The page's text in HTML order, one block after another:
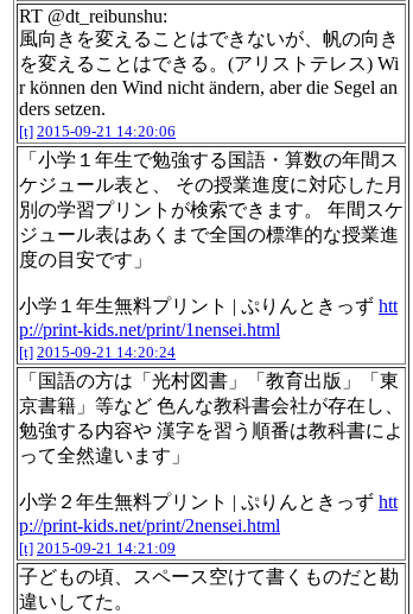
RT @dt_reibunshu:
風向きを変えることはできないが、帆の向き
を変えることはできる。(アリストテレス) Wi
r können den Wind nicht ändern, aber die Segel an
ders setzen.
[t] 2015-09-21 14:20:06
「小学１年生で勉強する国語・算数の年間ス
ケジュール表と、 その授業進度に対応した月
別の学習プリントが検索できます。 年間スケ
ジュール表はあくまで全国の標準的な授業進
度の目安です」
小学１年生無料プリント | ぷりんときっず htt
p://print-kids.net/print/1nensei.html
[t] 2015-09-21 14:20:24
「国語の方は「光村図書」「教育出版」「東
京書籍」等など 色んな教科書会社が存在し、
勉強する内容や 漢字を習う順番は教科書によ
って全然違います」
小学２年生無料プリント | ぷりんときっず htt
p://print-kids.net/print/2nensei.html
[t] 2015-09-21 14:21:09
子どもの頃、スペース空けて書くものだと勘
違いしてた。